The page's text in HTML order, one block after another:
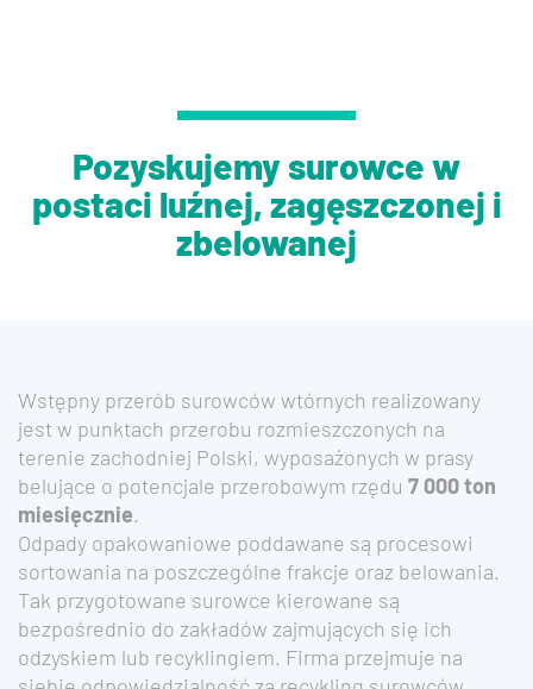
Pozyskujemy surowce w
postaci luźnej,zagęszczonej i
zbelowanej
Wstępny przerób surowców wtórnych realizowany
jest w punktach przerobu rozmieszczonych na
terenie zachodniej Polski, wyposażonych w prasy
belujące o potencjale przerobowym rzędu 7 000 ton
miesięcznie.
Odpady opakowaniowe poddawane są procesowi
sortowania na poszczególne frakcje oraz belowania.
Tak przygotowane surowce kierowane są
bezpośrednio do zakładów zajmujących się ich
odzyskiem lub recyklingiem. Firma przejmuje na